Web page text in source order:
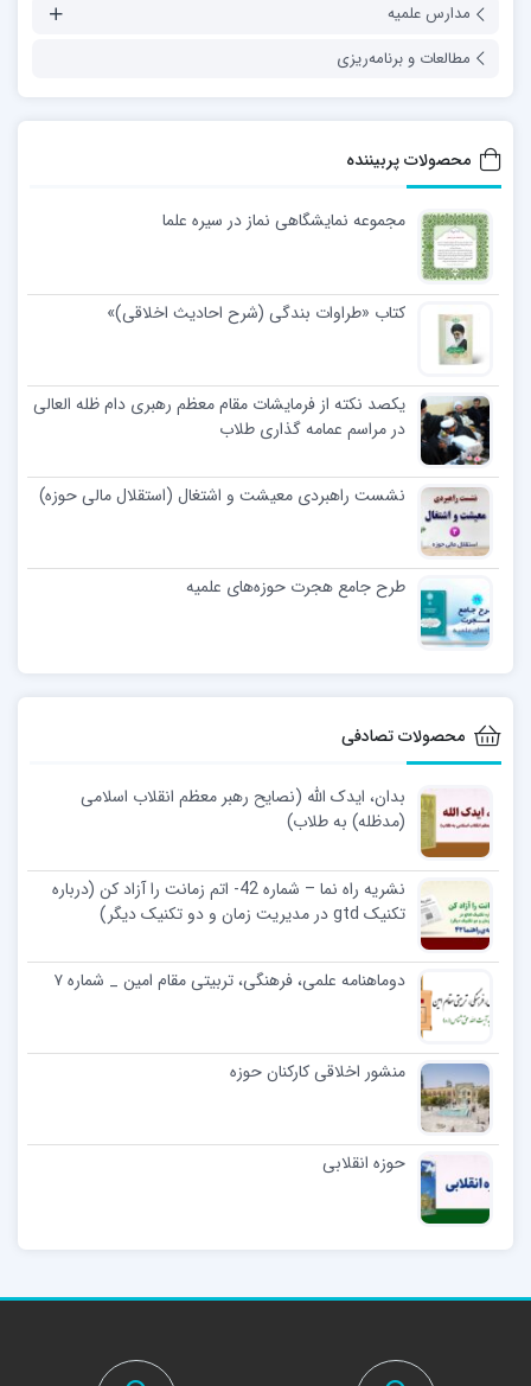
مدارس علمیه
مطالعات و برنامه‌ریزی
محصولات پربیننده
مجموعه نمایشگاهی نماز در سیره علما
کتاب «طراوات بندگی (شرح احادیث اخلاقی)»
یکصد نکته از فرمایشات مقام معظم رهبری دام ظله العالی
در مراسم عمامه گذاری طلاب
نشست راهبردی معیشت و اشتغال (استقلال مالی حوزه)
طرح جامع هجرت حوزه‌های علمیه
محصولات تصادفی
بدان، ایدک الله (نصایح رهبر معظم انقلاب اسلامی
(مدظله) به طلاب)
نشریه راه نما – شماره 42- اتم زمانت را آزاد کن (درباره
تکنیک gtd در مدیریت زمان و دو تکنیک دیگر)
دوماهنامه علمی، فرهنگی، تربیتی مقام امین _ شماره ۷
منشور اخلاقی کارکنان حوزه
حوزه انقلابی